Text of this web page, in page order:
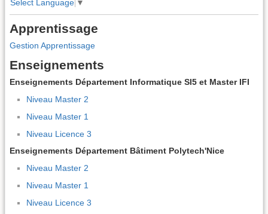
Select Language ▼
Apprentissage
Gestion Apprentissage
Enseignements
Enseignements Département Informatique SI5 et Master IFI
Niveau Master 2
Niveau Master 1
Niveau Licence 3
Enseignements Département Bâtiment Polytech'Nice
Niveau Master 2
Niveau Master 1
Niveau Licence 3